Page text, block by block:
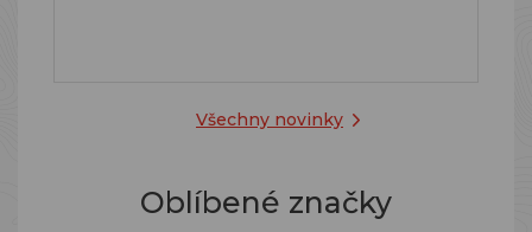
Všechny novinky
Oblíbené značky